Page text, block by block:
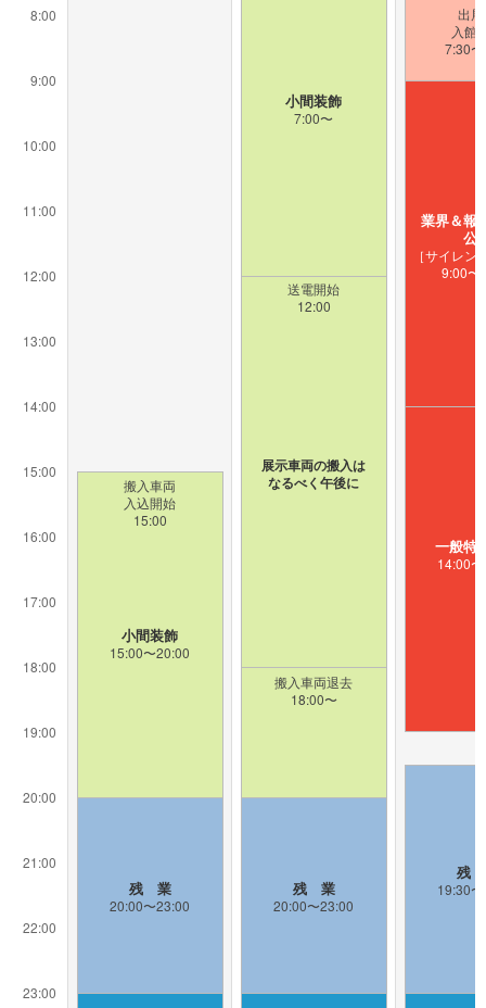
8:00
9:00
10:00
11:00
12:00
13:00
14:00
15:00
16:00
17:00
18:00
19:00
20:00
21:00
22:00
23:00
搬入車両
入込開始
15:00
小間装飾
15:00〜20:00
残 業
20:00〜23:00
小間装飾
7:00〜
送電開始
12:00
展示車両の搬入は
なるべく午後に
搬入車両退去
18:00〜
残 業
20:00〜23:00
出
入館
7:30
業界＆報
公
［サイレン
9:00〜
一般特
14:00
残
19:30